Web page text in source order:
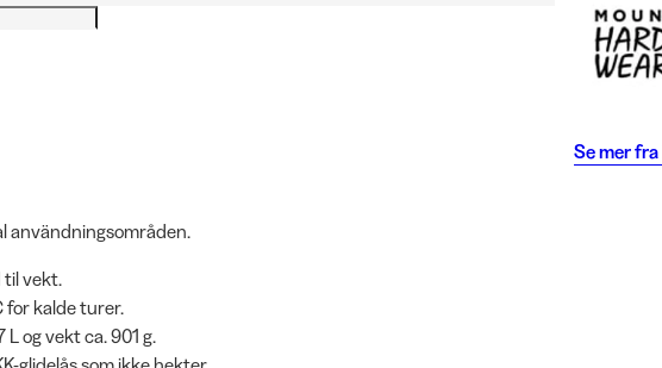
användningsområden.
til vekt.
for kalde turer.
og vekt ca. 901 g.
Se mer fra